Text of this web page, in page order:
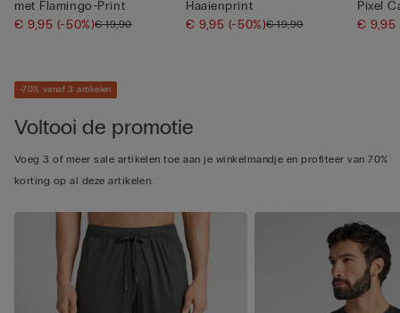
met Flamingo-Print
€ 9,95 (-50%)€ 19,90
Haaienprint
€ 9,95 (-50%)€ 19,90
Pixel
€ 9,95
-70% vanaf 3 artikelen
Voltooi de promotie
Voeg 3 of meer sale artikelen toe aan je winkelmandje en profiteer van 70%
korting op al deze artikelen.